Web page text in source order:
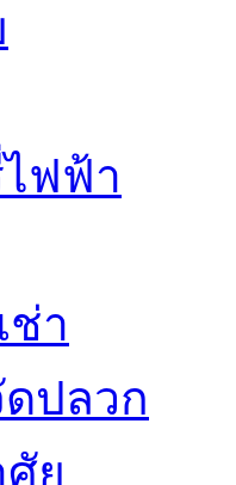
ฟฟ้า
ช่า
ปลวก
ย